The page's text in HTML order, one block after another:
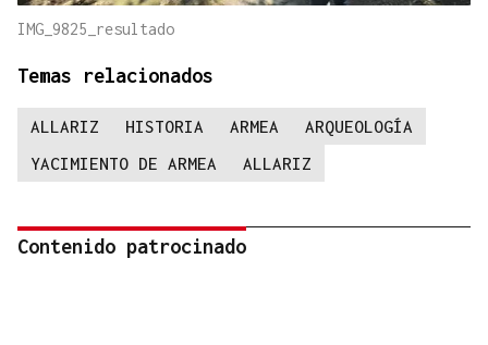
IMG_9825_resultado
Temas relacionados
ALLARIZ HISTORIA ARMEA
ARQUEOLOGÍA
YACIMIENTO DE ARMEA
ALLARIZ
Contenido patrocinado